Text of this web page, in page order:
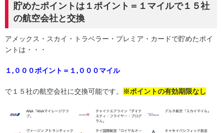
貯めたポイントは１ポイント＝１マイルで１５社
の航空会社と交換
アメックス・スカイ・トラベラー・プレミア・カードで貯めたポイ
ントは・・・
１,０００ポイント＝１,０００マイル
で１５社の航空会社に交換可能です。 ※ポイントの有効期限なし